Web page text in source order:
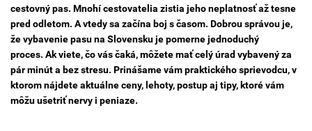
cestovný pas. Mnohí cestovatelia zistia jeho neplatnosť až tesne
pred odletom. A vtedy sa začína boj s časom. Dobrou správou je,
že vybavenie pasu na Slovensku je pomerne jednoduchý
proces. Ak viete, čo vás čaká, môžete mať celý úrad vybavený za
pár minút a bez stresu. Prinášame vám praktického sprievodcu, v
ktorom nájdete aktuálne ceny, lehoty, postup aj tipy, ktoré vám
môžu ušetriť nervy i peniaze.